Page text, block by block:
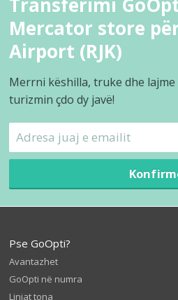
Mercator store
Airport (RJK)
Merrni këshilla, truke dhe
turizmin çdo dy javë!
Pse GoOpti?
Avantazhet
GoOpti në numra
Linjat tona